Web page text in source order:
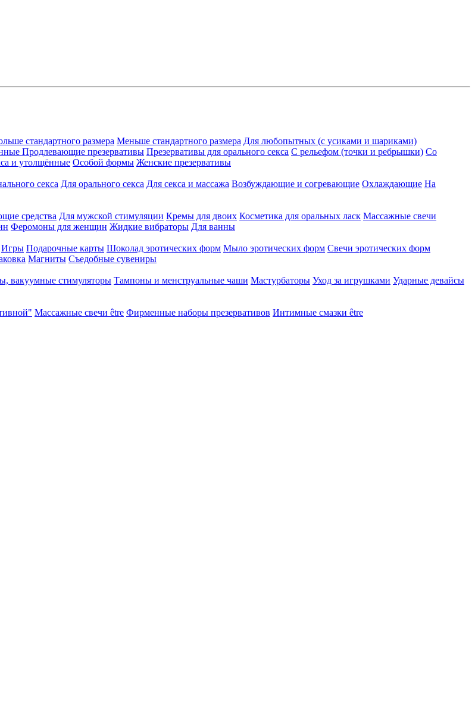
стандартного размера Меньше стандартного размера Для любопытных (с усиками и шариками)
Продлевающие презервативы Презервативы для орального секса С рельефом (точки и ребрышки) Со
и утолщённые Особой формы Женские презервативы
секса Для орального секса Для секса и массажа Возбуждающие и согревающие Охлаждающие На
средства Для мужской стимуляции Кремы для двоих Косметика для оральных ласк Массажные свечи
Феромоны для женщин Жидкие вибраторы Для ванны
Игры Подарочные карты Шоколад эротических форм Мыло эротических форм Свечи эротических форм
Магниты Съедобные сувениры
вакуумные стимуляторы Тампоны и менструальные чаши Мастурбаторы Уход за игрушками Ударные девайсы
Массажные свечи être Фирменные наборы презервативов Интимные смазки être